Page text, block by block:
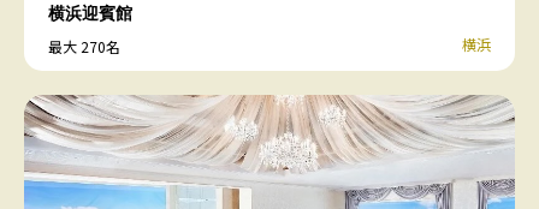
横浜迎賓館
最大 270名 横浜